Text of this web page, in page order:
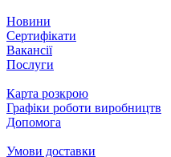
Новини
Сертифікати
Вакансії
Послуги
Карта розкрою
Графіки роботи виробництв
Допомога
Умови доставки